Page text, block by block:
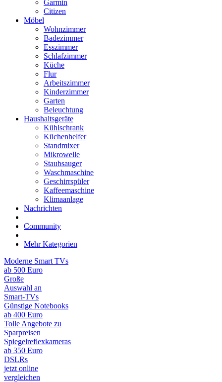
Garmin
Citizen
Möbel
Wohnzimmer
Badezimmer
Esszimmer
Schlafzimmer
Küche
Flur
Arbeitszimmer
Kinderzimmer
Garten
Beleuchtung
Haushaltsgeräte
Kühlschrank
Küchenhelfer
Standmixer
Mikrowelle
Staubsauger
Waschmaschine
Geschirrspüler
Kaffeemaschine
Klimaanlage
Nachrichten
Community
Mehr Kategorien
Moderne Smart TVs
ab 500 Euro
Große
Auswahl an
Smart-TVs
Günstige Notebooks
ab 400 Euro
Tolle Angebote zu
Sparpreisen
Spiegelreflexkameras
ab 350 Euro
DSLRs
jetzt online
vergleichen